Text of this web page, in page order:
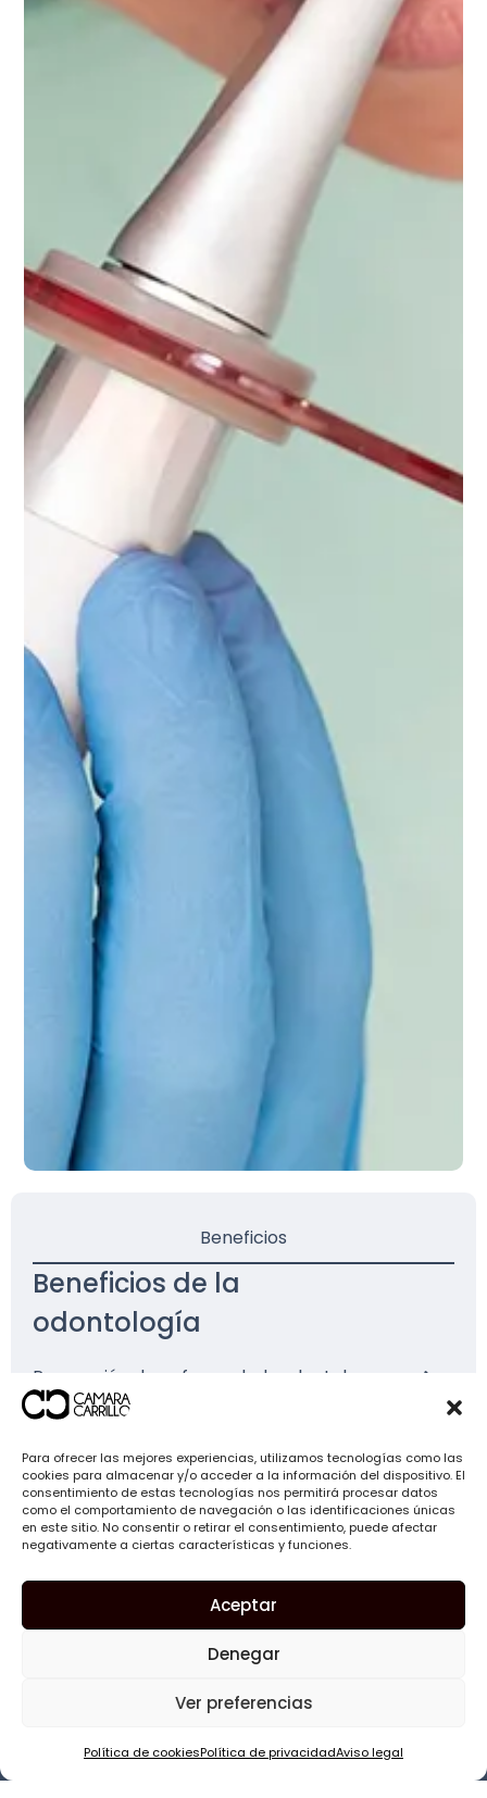
Para ofrecer las mejores experiencias, utilizamos tecnologías como las
cookies para almacenar y/o acceder a la información del dispositivo. El
consentimiento de estas tecnologías nos permitirá procesar datos
como el comportamiento de navegación o las identificaciones únicas
en este sitio. No consentir o retirar el consentimiento, puede afectar
negativamente a ciertas características y funciones.
Aceptar
Denegar
Ver preferencias
Política de cookiesPolítica de privacidadAviso legal
Beneficios
Beneficios de la
odontología
Prevención de enfermedades dentales
Cuidado integral y personalizado
Educación sobre salud bucal
Acceso a tratamientos variados